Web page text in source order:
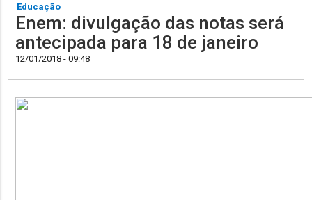
Educação
Enem: divulgação das notas será
antecipada para 18 de janeiro
12/01/2018 - 09:48